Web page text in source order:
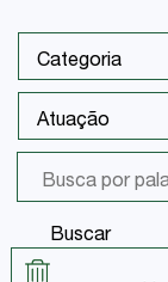
Buscar